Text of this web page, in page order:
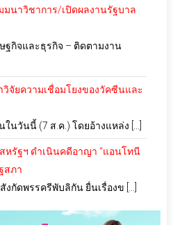
มนาวิชาการ/เปิดผลงานรัฐบาล
ฐกิจและธุรกิจ – ติดตามงาน
วิจัยความเชื่อมโยงของวัคซีนและ
นวันนี้ (7 ส.ค.) โดยอ้างแหล่ง […]
หรัฐฯ ดำเนินคดีอาญา “แอนโทนี
สภา
กัดพรรครีพับลิกัน ยื่นเรื่องข […]